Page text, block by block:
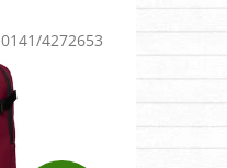
0141/4272653